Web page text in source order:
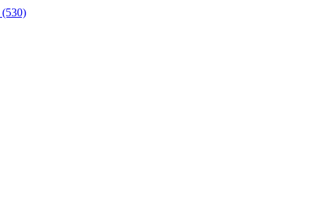
(530)